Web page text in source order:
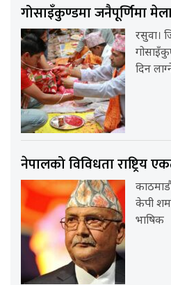
गोसाइँकुण्डमा जनैपूर्णिमा
रसुवा।
दिन
नेपालको विविधता राष्ट्रिय
केपी
भाषिक